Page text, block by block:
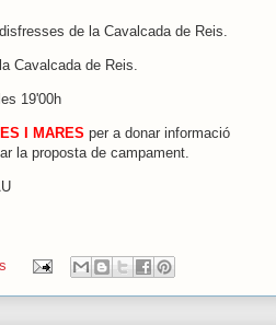
de la Cavalcada de Reis.
Cavalcada de Reis.
19'00h
I MARES per a donar informació
la proposta de campament.